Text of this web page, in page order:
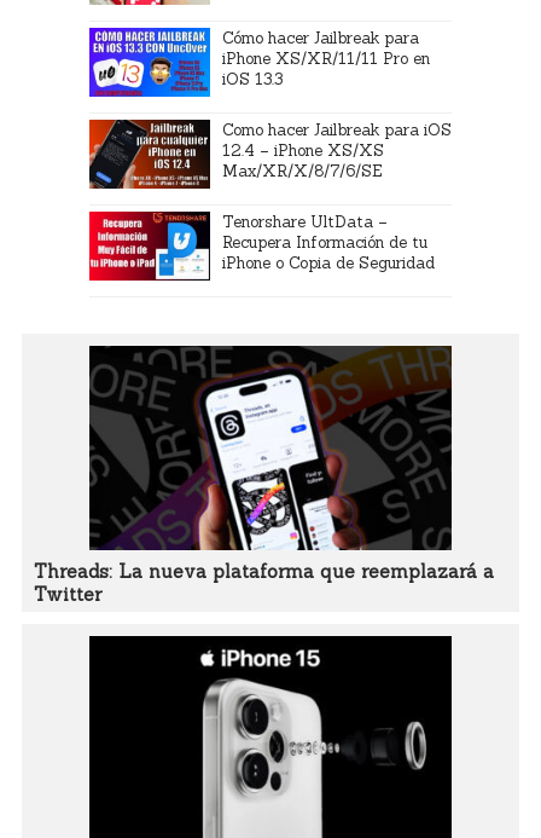
Cómo hacer Jailbreak para
iPhone XS/XR/11/11 Pro en
iOS 13.3
Como hacer Jailbreak para iOS
12.4 – iPhone XS/XS
Max/XR/X/8/7/6/SE
Tenorshare UltData –
Recupera Información de tu
iPhone o Copia de Seguridad
Threads: La nueva plataforma que reemplazará a
Twitter